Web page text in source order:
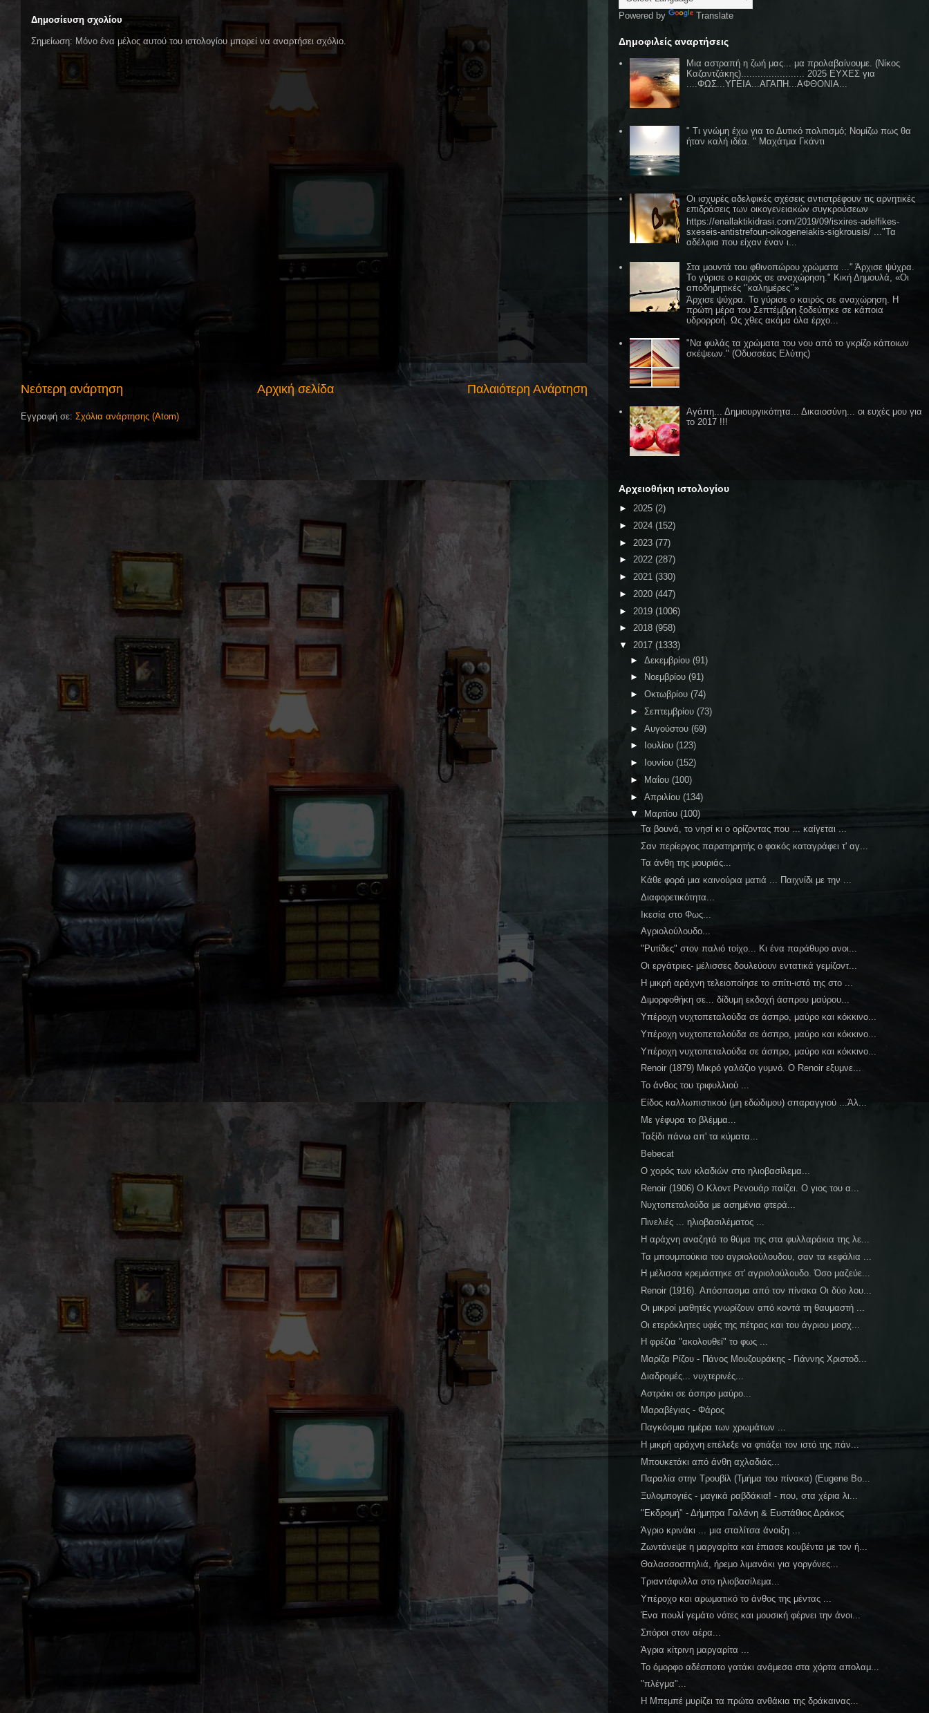
Δημοσίευση σχολίου
Σημείωση: Μόνο ένα μέλος αυτού του ιστολογίου μπορεί να αναρτήσει σχόλιο.
Νεότερη ανάρτηση Παλαιότερη Ανάρτηση
Αρχική σελίδα
Εγγραφή σε: Σχόλια ανάρτησης (Atom)
Powered by Translate
Δημοφιλείς αναρτήσεις
Μια αστραπή η ζωή μας... μα προλαβαίνουμε. (Νίκος
Καζαντζάκης)....................... 2025 ΕΥΧΕΣ για
....ΦΩΣ...ΥΓΕΙΑ...ΑΓΑΠΗ...ΑΦΘΟΝΙΑ...
" Τι γνώμη έχω για το Δυτικό πολιτισμό; Νομίζω πως θα
ήταν καλή ιδέα. " Μαχάτμα Γκάντι
Οι ισχυρές αδελφικές σχέσεις αντιστρέφουν τις αρνητικές
επιδράσεις των οικογενειακών συγκρούσεων
https://enallaktikidrasi.com/2019/09/isxires-adelfikes-
sxeseis-antistrefoun-oikogeneiakis-sigkrousis/ ..."Τα
αδέλφια που είχαν έναν ι...
Στα μουντά του φθινοπώρου χρώματα ..." Άρχισε ψύχρα.
Το γύρισε ο καιρός σε αναχώρηση." Κική Δημουλά, «Οι
αποδημητικές ‘’καλημέρες’’»
Άρχισε ψύχρα. Το γύρισε ο καιρός σε αναχώρηση. Η
πρώτη μέρα του Σεπτέμβρη ξοδεύτηκε σε κάποια
υδρορροή. Ως χθες ακόμα όλα έρχο...
"Να φυλάς τα χρώματα του νου από το γκρίζο κάποιων
σκέψεων." (Οδυσσέας Ελύτης)
Αγάπη... Δημιουργικότητα... Δικαιοσύνη... οι ευχές μου για
το 2017 !!!
Αρχειοθήκη ιστολογίου
► 2025 (2)
► 2024 (152)
► 2023 (77)
► 2022 (287)
► 2021 (330)
► 2020 (447)
► 2019 (1006)
► 2018 (958)
▼ 2017 (1333)
► Δεκεμβρίου (91)
►
Νοεμβρίου (91)
► Οκτωβρίου (74)
► Σεπτεμβρίου (73)
► Αυγούστου (69)
►
Ιουλίου (123)
►
Ιουνίου (152)
►
Μαΐου (100)
► Απριλίου (134)
▼
Μαρτίου (100)
Τα βουνά, το νησί κι ο ορίζοντας που ... καίγεται ...
Σαν περίεργος παρατηρητής ο φακός καταγράφει τ' αγ...
Τα άνθη της μουριάς...
Κάθε φορά μια καινούρια ματιά ... Παιχνίδι με την ...
Διαφορετικότητα...
Ικεσία στο Φως...
Αγριολούλουδο...
"Ρυτίδες" στον παλιό τοίχο... Κι ένα παράθυρο ανοι...
Οι εργάτριες- μέλισσες δουλεύουν εντατικά γεμίζοντ...
Η μικρή αράχνη τελειοποίησε το σπίτι-ιστό της στο ...
Διμορφοθήκη σε... δίδυμη εκδοχή άσπρου μαύρου...
Υπέροχη νυχτοπεταλούδα σε άσπρο, μαύρο και κόκκινο...
Υπέροχη νυχτοπεταλούδα σε άσπρο, μαύρο και κόκκινο...
Υπέροχη νυχτοπεταλούδα σε άσπρο, μαύρο και κόκκινο...
Renoir (1879) Μικρό γαλάζιο γυμνό. Ο Renoir εξυμνε...
Το άνθος του τριφυλλιού ...
Είδος καλλωπιστικού (μη εδώδιμου) σπαραγγιού ...Άλ...
Με γέφυρα το βλέμμα...
Ταξίδι πάνω απ' τα κύματα...
Bebecat
Ο χορός των κλαδιών στο ηλιοβασίλεμα...
Renoir (1906) Ο Κλοντ Ρενουάρ παίζει. Ο γιος του α...
Νυχτοπεταλούδα με ασημένια φτερά...
Πινελιές ... ηλιοβασιλέματος ...
Η αράχνη αναζητά το θύμα της στα φυλλαράκια της λε...
Τα μπουμπούκια του αγριολούλουδου, σαν τα κεφάλια ...
Η μέλισσα κρεμάστηκε στ' αγριολούλουδο. Όσο μαζεύε...
Renoir (1916). Απόσπασμα από τον πίνακα Οι δύο λου...
Οι μικροί μαθητές γνωρίζουν από κοντά τη θαυμαστή ...
Οι ετερόκλητες υφές της πέτρας και του άγριου μοσχ...
Η φρέζια "ακολουθεί" το φως ...
Μαρίζα Ρίζου - Πάνος Μουζουράκης - Γιάννης Χριστοδ...
Διαδρομές... νυχτερινές...
Αστράκι σε άσπρο μαύρο...
Μαραβέγιας - Φάρος
Παγκόσμια ημέρα των χρωμάτων ...
Η μικρή αράχνη επέλεξε να φτιάξει τον ιστό της πάν...
Μπουκετάκι από άνθη αχλαδιάς...
Παραλία στην Τρουβίλ (Τμήμα του πίνακα) (Eugene Bo...
Ξυλομπογιές - μαγικά ραβδάκια! - που, στα χέρια λι...
"Εκδρομή" - Δήμητρα Γαλάνη & Ευστάθιος Δράκος
Άγριο κρινάκι ... μια σταλίτσα άνοιξη ...
Ζωντάνεψε η μαργαρίτα και έπιασε κουβέντα με τον ή...
Θαλασσοσπηλιά, ήρεμο λιμανάκι για γοργόνες...
Τριαντάφυλλα στο ηλιοβασίλεμα...
Υπέροχο και αρωματικό το άνθος της μέντας ...
Ένα πουλί γεμάτο νότες και μουσική φέρνει την άνοι...
Σπόροι στον αέρα...
Άγρια κίτρινη μαργαρίτα ...
Το όμορφο αδέσποτο γατάκι ανάμεσα στα χόρτα απολαμ...
"πλέγμα"...
Η Μπεμπέ μυρίζει τα πρώτα ανθάκια της δράκαινας...